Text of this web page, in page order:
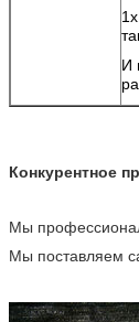
И
Конкурентное
Мы
Мы поставляем